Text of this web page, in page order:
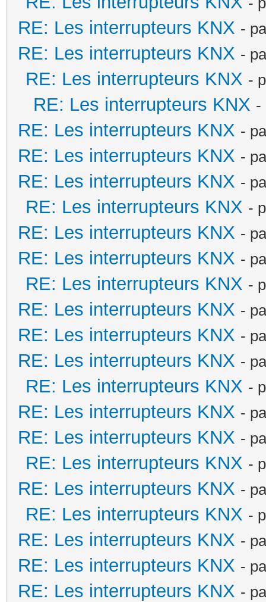
RE: Les interrupteurs KNX -
RE: Les interrupteurs KNX -
RE: Les interrupteurs KNX -
RE: Les interrupteurs KNX -
RE: Les interrupteurs KNX -
RE: Les interrupteurs KNX -
RE: Les interrupteurs KNX -
RE: Les interrupteurs KNX -
RE: Les interrupteurs KNX -
RE: Les interrupteurs KNX -
RE: Les interrupteurs KNX -
RE: Les interrupteurs KNX -
RE: Les interrupteurs KNX -
RE: Les interrupteurs KNX -
RE: Les interrupteurs KNX -
RE: Les interrupteurs KNX -
RE: Les interrupteurs KNX -
RE: Les interrupteurs KNX -
RE: Les interrupteurs KNX -
RE: Les interrupteurs KNX -
RE: Les interrupteurs KNX -
RE: Les interrupteurs KNX -
RE: Les interrupteurs KNX -